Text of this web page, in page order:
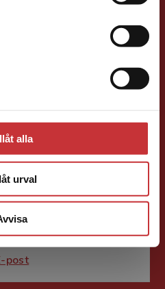
alla
urval
Janson
Kurslitteratur och
post